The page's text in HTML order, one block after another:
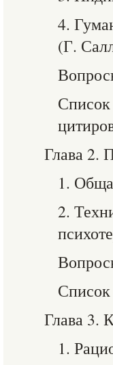
4.
(Г.
Список
Глава 2.
1.
2.
Список
Глава 3.
1.